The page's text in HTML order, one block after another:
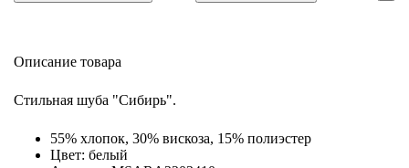
Описание товара
Стильная шуба "Сибирь".
55% хлопок, 30% вискоза, 15% полиэстер
Цвет: белый